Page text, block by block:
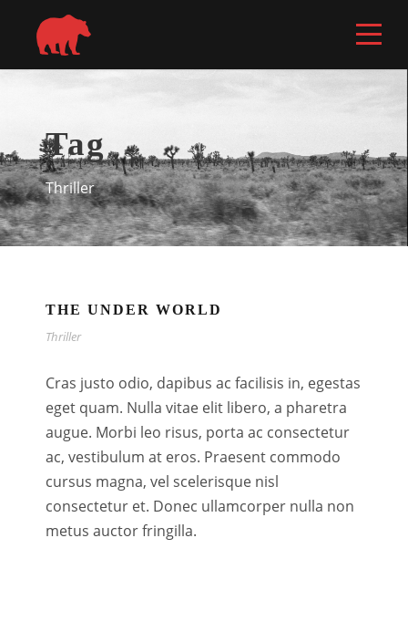
Tag
Thriller
THE UNDER WORLD
Thriller
Cras justo odio, dapibus ac facilisis in, egestas
eget quam. Nulla vitae elit libero, a pharetra
augue. Morbi leo risus, porta ac consectetur
ac, vestibulum at eros. Praesent commodo
cursus magna, vel scelerisque nisl
consectetur et. Donec ullamcorper nulla non
metus auctor fringilla.